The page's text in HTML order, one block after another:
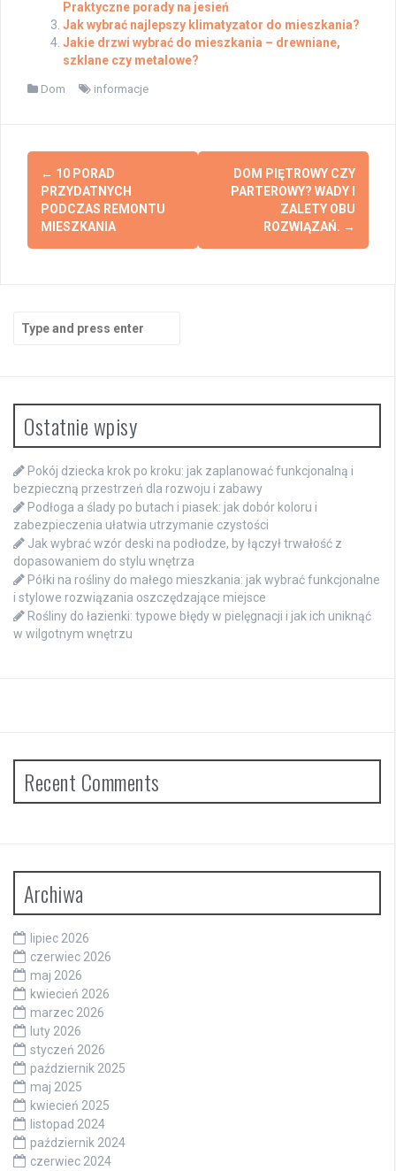
Praktyczne porady na jesień
Jak wybrać najlepszy klimatyzator do mieszkania?
Jakie drzwi wybrać do mieszkania – drewniane,
szklane czy metalowe?
Dom informacje
Post
navigation
← 10 PORAD
PRZYDATNYCH
PODCZAS REMONTU
MIESZKANIA
DOM PIĘTROWY CZY
PARTEROWY? WADY I
ZALETY OBU
ROZWIĄZAŃ. →
for:
Ostatnie wpisy
Pokój dziecka krok po kroku: jak zaplanować funkcjonalną i
bezpieczną przestrzeń dla rozwoju i zabawy
Podłoga a ślady po butach i piasek: jak dobór koloru i
zabezpieczenia ułatwia utrzymanie czystości
Jak wybrać wzór deski na podłodze, by łączył trwałość z
dopasowaniem do stylu wnętrza
Półki na rośliny do małego mieszkania: jak wybrać funkcjonalne
i stylowe rozwiązania oszczędzające miejsce
Rośliny do łazienki: typowe błędy w pielęgnacji i jak ich uniknąć
w wilgotnym wnętrzu
Recent Comments
Archiwa
lipiec 2026
czerwiec 2026
maj 2026
kwiecień 2026
marzec 2026
luty 2026
styczeń 2026
październik 2025
maj 2025
kwiecień 2025
listopad 2024
październik 2024
czerwiec 2024